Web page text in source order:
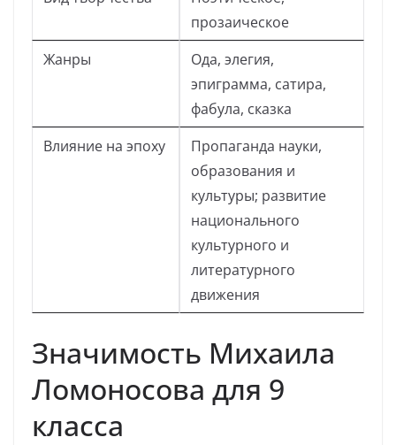
прозаическое
Жанры
Ода, элегия,
эпиграмма, сатира,
фабула, сказка
Влияние на эпоху
Пропаганда науки,
образования и
культуры; развитие
национального
культурного и
литературного
движения
Значимость Михаила
Ломоносова для 9
класса